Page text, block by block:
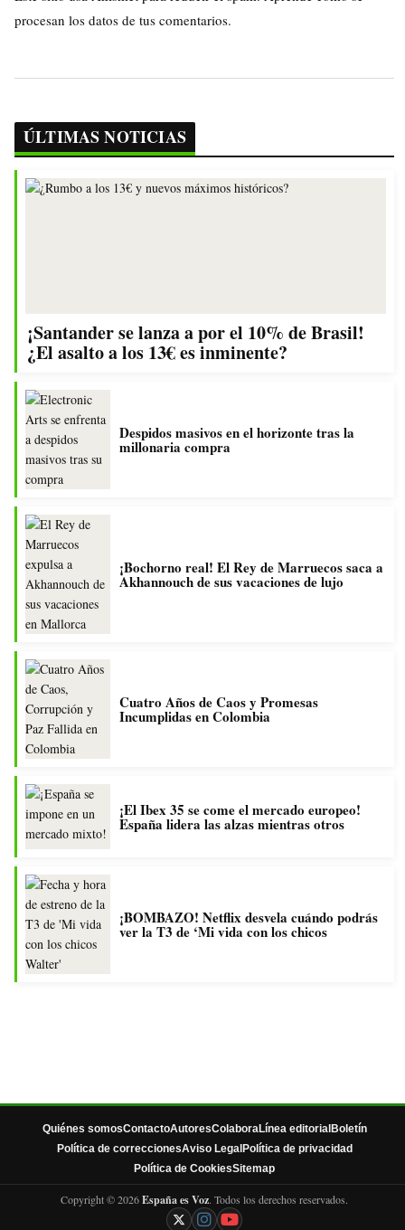
procesan los datos de tus comentarios.
ÚLTIMAS NOTICIAS
¡Santander se lanza a por el 10% de Brasil!
¿El asalto a los 13€ es inminente?
Despidos masivos en el horizonte tras la
millonaria compra
¡Bochorno real! El Rey de Marruecos saca a
Akhannouch de sus vacaciones de lujo
Cuatro Años de Caos y Promesas
Incumplidas en Colombia
¡El Ibex 35 se come el mercado europeo!
España lidera las alzas mientras otros
¡BOMBAZO! Netflix desvela cuándo podrás
ver la T3 de ‘Mi vida con los chicos
Quiénes somosContactoAutoresColaboraLínea editorial Boletín
Política de correccionesAviso Legal Política de privacidad
Política de CookiesSitemap
Copyright © 2026España es Voz. Todos los derechos reservados.